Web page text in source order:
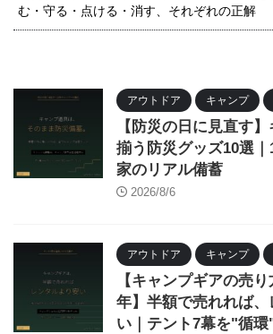
む・守る・点ける・消す、それぞれの正解
アウトドア キャンプ
【防災の日に見直す
揃う防災グッズ10選
家のリアル備蓄
2026/8/6
アウトドア キャンプ
【キャンプギアの売
年】半額で売れれば
い｜テント7幕を"循